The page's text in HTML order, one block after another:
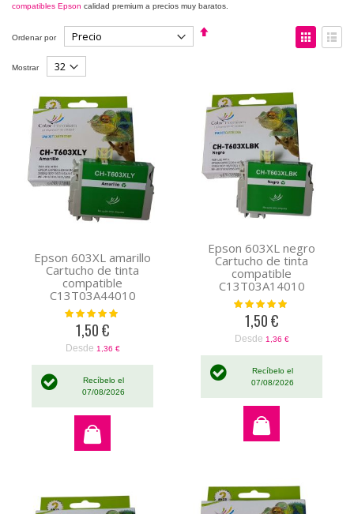
compatibles Epson calidad premium a precios muy baratos.
Ordenar por
Fijar
Ver
como
Mostrar
Epson 603XL amarillo
Cartucho de tinta
compatible
C13T03A44010
Valoración:
1,50 €
Desde 1,36 €
Recíbelo el
07/08/2026
Epson 603XL negro
Cartucho de tinta
compatible
C13T03A14010
Valoración:
1,50 €
Desde 1,36 €
Recíbelo el
07/08/2026